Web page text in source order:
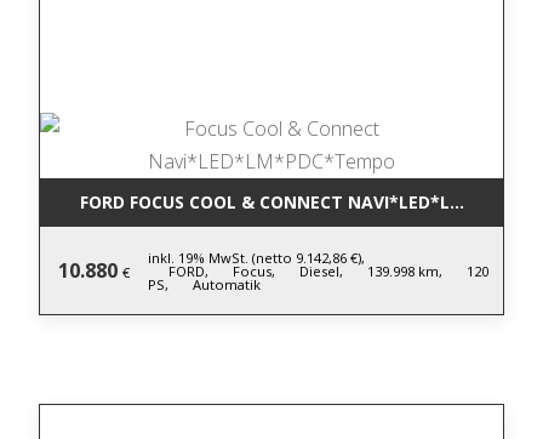
FORD FOCUS COOL & CONNECT
10.880 €
inkl. 19% MwSt. (netto 9.142,86 €),
FORD, Focus, Diesel, 139.998 km, 120
PS, Automatik